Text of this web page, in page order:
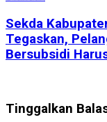
Sekda
Tegaskan,
Bersubsidi
Tinggalkan